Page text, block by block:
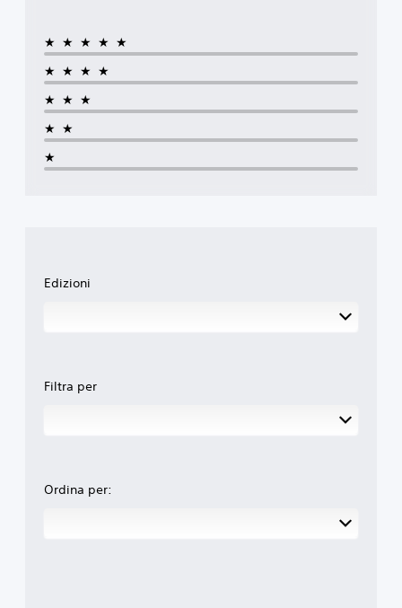
★★★★★
★★★★
★★★
★★
★
Edizioni
Filtra per
Ordina per: